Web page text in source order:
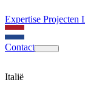
Expertise Projecten
Contact
Italië